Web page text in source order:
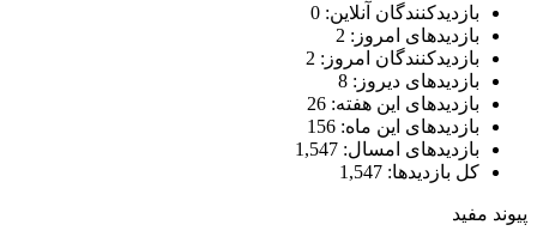
بازدیدکنندگان آنلاین: 0
بازدیدهای امروز: 2
بازدیدکنندگان امروز: 2
بازدیدهای دیروز: 8
بازدیدهای این هفته: 26
بازدیدهای این ماه: 156
بازدیدهای امسال: 1,547
کل بازدیدها: 1,547
پیوند مفید